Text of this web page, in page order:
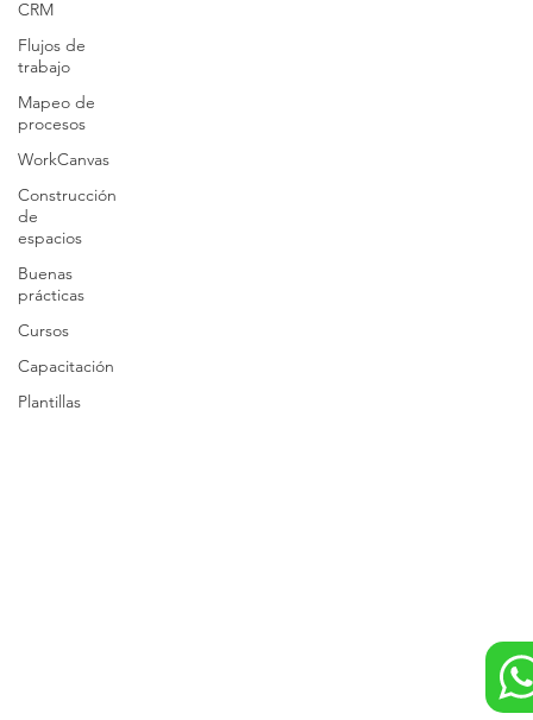
CRM
Flujos de
trabajo
Mapeo de
procesos
WorkCanvas
Construcción
de
espacios
Buenas
prácticas
Cursos
Capacitación
Plantillas